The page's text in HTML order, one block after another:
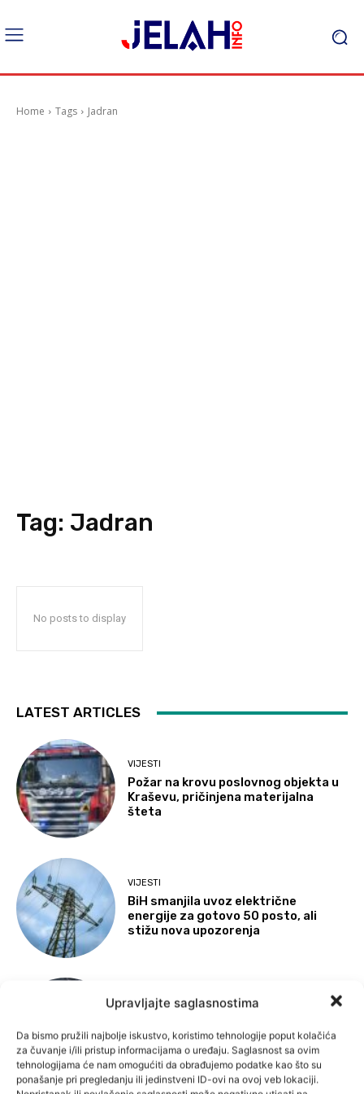
Upravljajte saglasnostima
Da bismo pružili najbolje iskustvo, koristimo tehnologije poput kolačića
za čuvanje i/ili pristup informacijama o uređaju. Saglasnost sa ovim
tehnologijama će nam omogućiti da obrađujemo podatke kao što su
ponašanje pri pregledanju ili jedinstveni ID-ovi na ovoj veb lokaciji.
Home Tags Jadran
Tag: Jadran
No posts to display
LATEST ARTICLES
VIJESTI
Požar na krovu poslovnog objekta u
Kraševu, pričinjena materijalna
šteta
VIJESTI
BiH smanjila uvoz električne
energije za gotovo 50 posto, ali
stižu nova upozorenja
VIJESTI
kolone na izlazu iz zemlje, vozačima
upućen apel na oprez